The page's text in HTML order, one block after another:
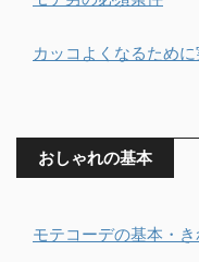
カッコよくなるため
おしゃれの基本
モテコーデの基本・